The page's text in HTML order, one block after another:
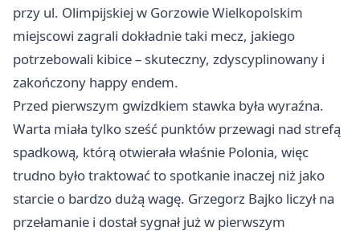
przy ul. Olimpijskiej w Gorzowie Wielkopolskim
miejscowi zagrali dokładnie taki mecz, jakiego
potrzebowali kibice – skuteczny, zdyscyplinowany i
zakończony happy endem.
Przed pierwszym gwizdkiem stawka była wyraźna.
Warta miała tylko sześć punktów przewagi nad strefą
spadkową, którą otwierała właśnie Polonia, więc
trudno było traktować to spotkanie inaczej niż jako
starcie o bardzo dużą wagę. Grzegorz Bajko liczył na
przełamanie i dostał sygnał już w pierwszym